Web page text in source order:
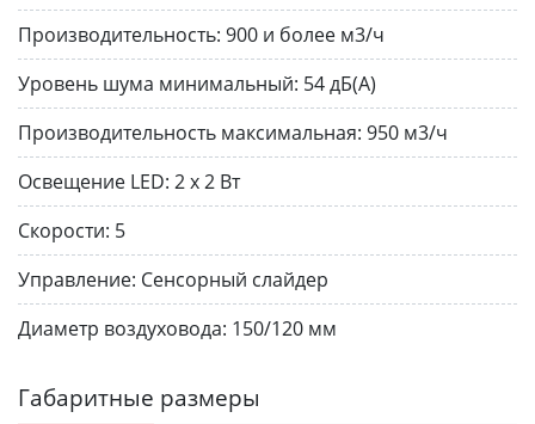
Производительность: 900 и более м3/ч
Уровень шума минимальный: 54 дБ(A)
Производительность максимальная: 950 м3/ч
Освещение LED: 2 х 2 Вт
Скорости: 5
Управление: Сенсорный слайдер
Диаметр воздуховода: 150/120 мм
Габаритные размеры